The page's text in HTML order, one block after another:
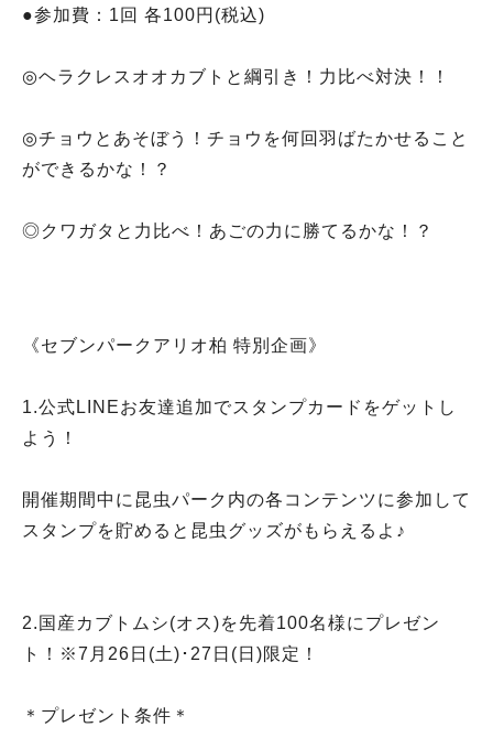
●参加費：1回 各100円(税込)
◎ヘラクレスオオカブトと綱引き！力比べ対決！！
◎チョウとあそぼう！チョウを何回羽ばたかせること
ができるかな！？
◎クワガタと力比べ！あごの力に勝てるかな！？
《セブンパークアリオ柏 特別企画》
1.公式LINEお友達追加でスタンプカードをゲットし
よう！
開催期間中に昆虫パーク内の各コンテンツに参加して
スタンプを貯めると昆虫グッズがもらえるよ♪
2.国産カブトムシ(オス)を先着100名様にプレゼン
ト！※7月26日(土)･27日(日)限定！
＊プレゼント条件＊